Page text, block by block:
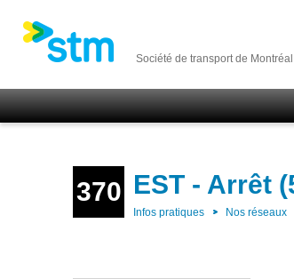
Société de transport de Montréal
370 EST - Arrêt
Infos pratiques Nos réseaux